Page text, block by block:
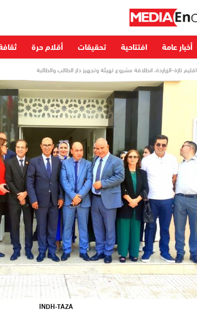
أخبار عامة افتتاحية تحقيقات أقلام حرة
اقليم تازة-الزراردة، انطلاقة مشروع تهيئة وتجهيز دار الطالب والطالبة
INDH-TAZA